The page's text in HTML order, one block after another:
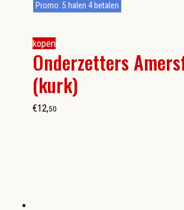
kopen
Onderzetters
(kurk)
Promo: 5 halen 4 betalen
€12,50